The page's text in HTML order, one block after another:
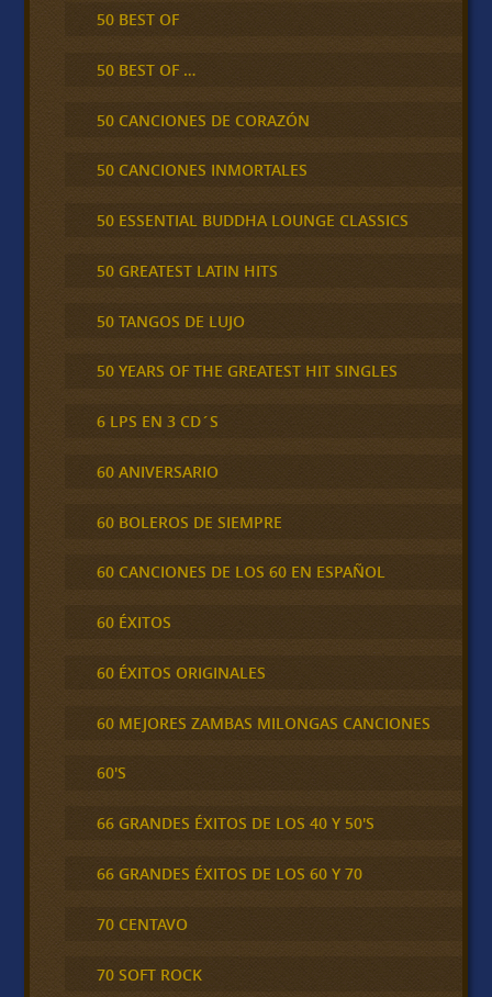
50 BEST OF
50 BEST OF …
50 CANCIONES DE CORAZÓN
50 CANCIONES INMORTALES
50 ESSENTIAL BUDDHA LOUNGE CLASSICS
50 GREATEST LATIN HITS
50 TANGOS DE LUJO
50 YEARS OF THE GREATEST HIT SINGLES
6 LPS EN 3 CD´S
60 ANIVERSARIO
60 BOLEROS DE SIEMPRE
60 CANCIONES DE LOS 60 EN ESPAÑOL
60 ÉXITOS
60 ÉXITOS ORIGINALES
60 MEJORES ZAMBAS MILONGAS CANCIONES
60'S
66 GRANDES ÉXITOS DE LOS 40 Y 50'S
66 GRANDES ÉXITOS DE LOS 60 Y 70
70 CENTAVO
70 SOFT ROCK